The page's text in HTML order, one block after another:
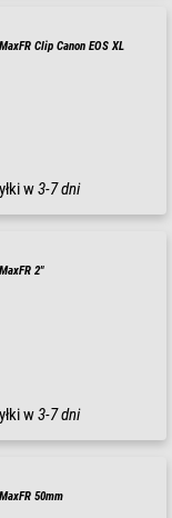
Clip Canon EOS XL
w3-7 dni
2"
w3-7 dni
50mm